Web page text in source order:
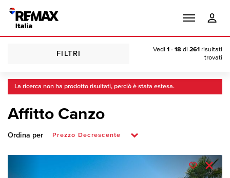
FILTRI
Vedi 1 - 18 di 261 risultati
trovati
La ricerca non ha prodotto risultati, perciò è stata estesa.
Affitto Canzo
Ordina per